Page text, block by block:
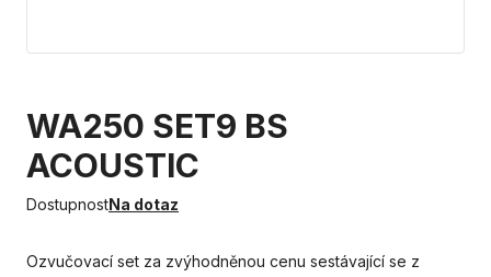
WA250 SET9 BS
ACOUSTIC
DostupnostNa dotaz
Ozvučovací set za zvýhodněnou cenu sestávající se z